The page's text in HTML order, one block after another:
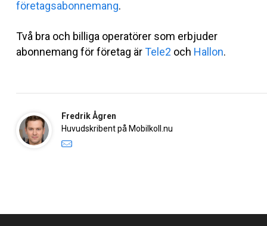
företagsabonnemang.
Två bra och billiga operatörer som erbjuder
abonnemang för företag ärTele2 och Hallon.
Fredrik Ågren
Huvudskribent på Mobilkoll.nu